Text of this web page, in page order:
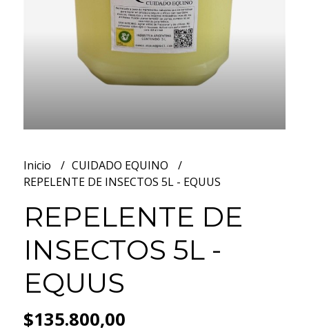
Inicio
CUIDADO EQUINO
REPELENTE DE INSECTOS 5L - EQUUS
REPELENTE DE
INSECTOS 5L -
EQUUS
$135.800,00